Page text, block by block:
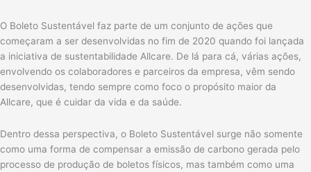
O Boleto Sustentável faz parte de um conjunto de ações que
começaram a ser desenvolvidas no fim de 2020 quando foi lançada
a iniciativa de sustentabilidade Allcare. De lá para cá, várias ações,
envolvendo os colaboradores e parceiros da empresa, vêm sendo
desenvolvidas, tendo sempre como foco o propósito maior da
Allcare, que é cuidar da vida e da saúde.
Dentro dessa perspectiva, o Boleto Sustentável surge não somente
como uma forma de compensar a emissão de carbono gerada pelo
processo de produção de boletos físicos, mas também como uma